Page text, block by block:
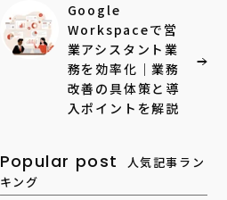
Google
Workspaceで営
業アシスタント業
務を効率化｜業務
改善の具体策と導
入ポイントを解説
Popular post
人気記事ラン
キング